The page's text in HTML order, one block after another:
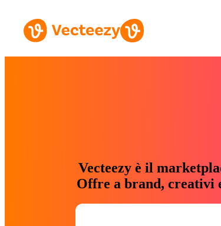
Vecteezy è il
Offre a brand, creativi